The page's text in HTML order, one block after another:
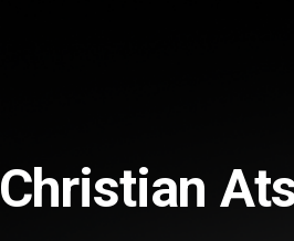
Christian